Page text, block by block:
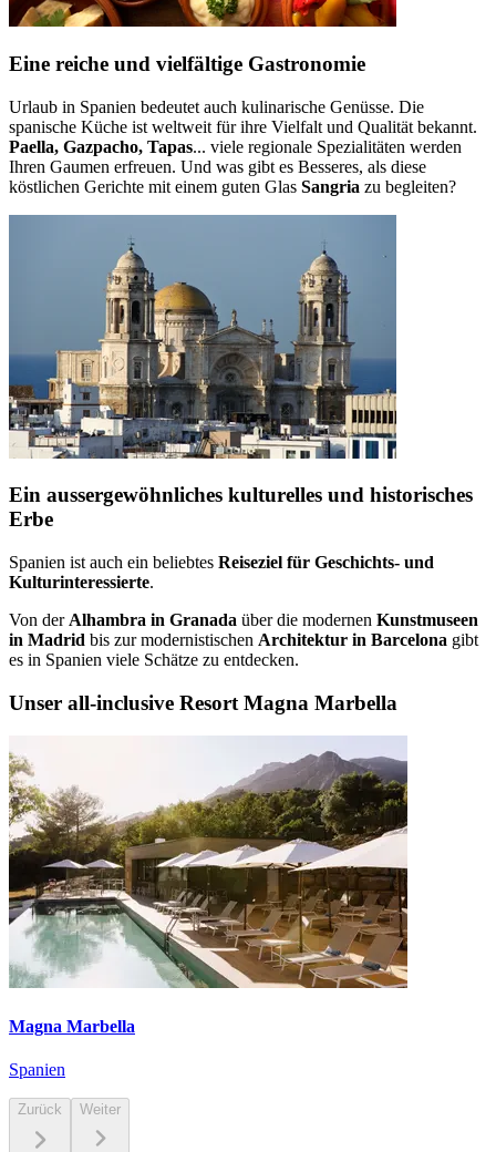
Eine reiche und vielfältige Gastronomie
Urlaub in Spanien bedeutet auch kulinarische Genüsse. Die
spanische Küche ist weltweit für ihre Vielfalt und Qualität bekannt.
Paella, Gazpacho, Tapas... viele regionale Spezialitäten werden
Ihren Gaumen erfreuen. Und was gibt es Besseres, als diese
köstlichen Gerichte mit einem guten Glas Sangria zu begleiten?
Ein aussergewöhnliches kulturelles und historisches
Erbe
Spanien ist auch ein beliebtes Reiseziel für Geschichts- und
Kulturinteressierte.
Von der Alhambra in Granada über die modernen Kunstmuseen
in Madrid bis zur modernistischen Architektur in Barcelona gibt
es in Spanien viele Schätze zu entdecken.
Unser all-inclusive Resort Magna Marbella
Magna Marbella
Spanien
Zurück Weiter